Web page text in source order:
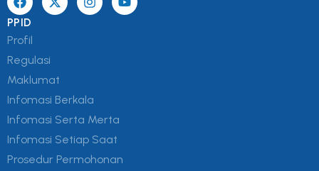
PPID
Profil
Regulasi
Maklumat
Infomasi Berkala
Infomasi Serta Merta
Infomasi Setiap Saat
Prosedur Permohonan